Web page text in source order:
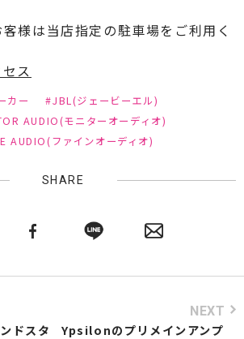
様は当店指定の駐車場をご利用く
ス
カー
#JBL(ジェービーエル)
AUDIO(モニターオーディオ)
AUDIO(ファインオーディオ)
SHARE
ドスタ
NEXT
Ypsilonのプリメインアンプ